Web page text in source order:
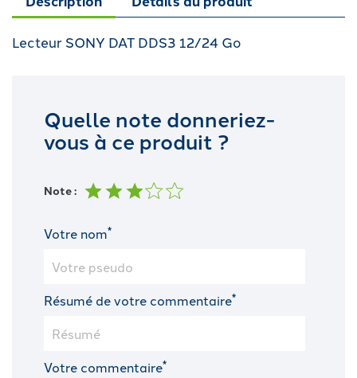
Lecteur SONY DAT DDS3 12/24 Go
Quelle note donneriez-
vous à ce produit ?
Note :
Votre nom*
Résumé de votre commentaire*
Votre commentaire*